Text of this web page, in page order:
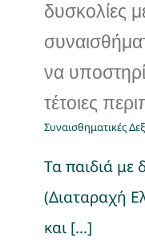
Q&A
On air
Χρήσιμοι Σύνδεσμοι
δυσκολίες
να
τέτοιες
Συναισθηματικές
Τα παιδιά με
(Διαταραχή
και [...]